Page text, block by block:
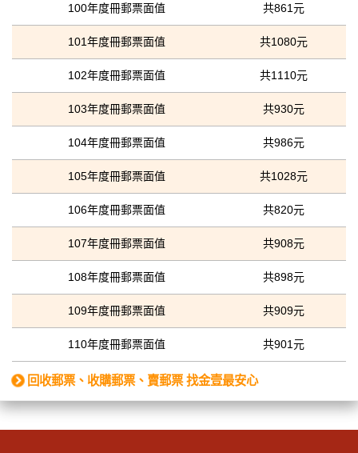
100年度冊郵票面值 共861元
101年度冊郵票面值 共1080元
102年度冊郵票面值 共1110元
103年度冊郵票面值 共930元
104年度冊郵票面值 共986元
105年度冊郵票面值 共1028元
106年度冊郵票面值 共820元
107年度冊郵票面值 共908元
108年度冊郵票面值 共898元
109年度冊郵票面值 共909元
110年度冊郵票面值 共901元
回收郵票、收購郵票、賣郵票 找金壹最安心